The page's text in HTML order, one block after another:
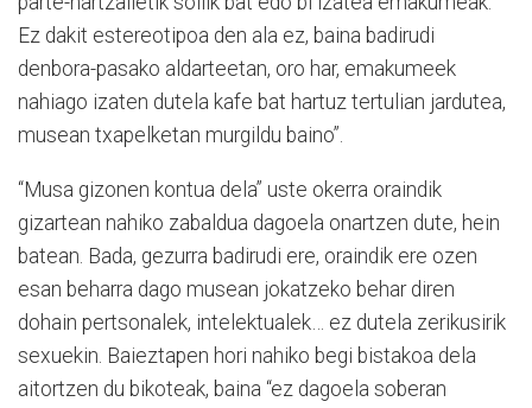
Ez dakit estereotipoa den ala ez, baina badirudi
denbora-pasako aldarteetan, oro har, emakumeek
nahiago izaten dutela kafe bat hartuz tertulian jardutea,
musean txapelketan murgildu baino”.
“Musa gizonen kontua dela” uste okerra oraindik
gizartean nahiko zabaldua dagoela onartzen dute, hein
batean. Bada, gezurra badirudi ere, oraindik ere ozen
esan beharra dago musean jokatzeko behar diren
dohain pertsonalek, intelektualek… ez dutela zerikusirik
sexuekin. Baieztapen hori nahiko begi bistakoa dela
aitortzen du bikoteak, baina “ez dagoela soberan